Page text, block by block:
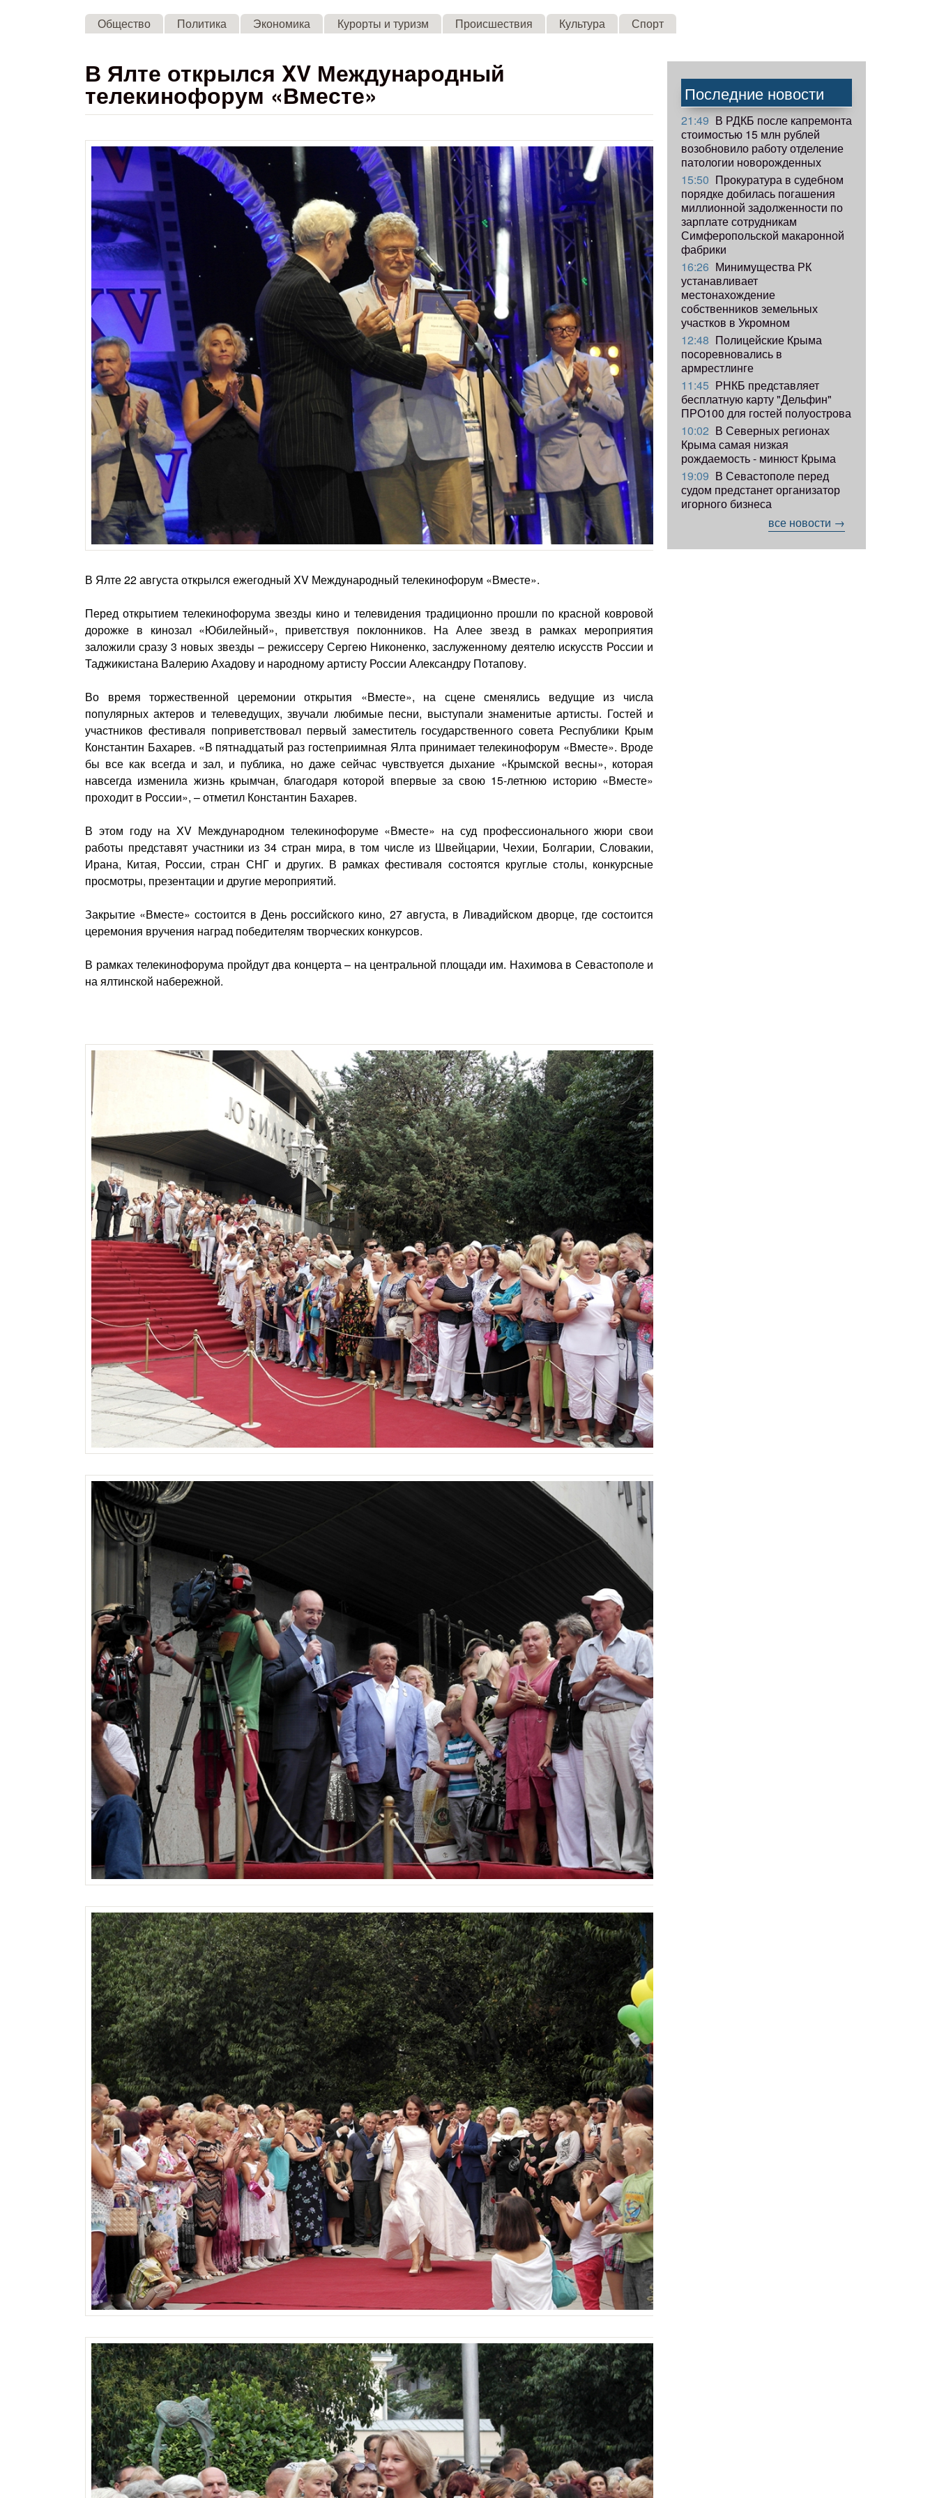
Skip to main content
Общество Политика Экономика Курорты и туризм Происшествия Культура Спорт
В Ялте открылся XV Международный
телекинофорум «Вместе»
В Ялте 22 августа открылся ежегодный XV Международный телекинофорум «Вместе».
Перед открытием телекинофорума звезды кино и телевидения традиционно прошли по красной ковровой
дорожке в кинозал «Юбилейный», приветствуя поклонников. На Алее звезд в рамках мероприятия
заложили сразу 3 новых звезды – режиссеру Сергею Никоненко, заслуженному деятелю искусств России и
Таджикистана Валерию Ахадову и народному артисту России Александру Потапову.
Во время торжественной церемонии открытия «Вместе», на сцене сменялись ведущие из числа
популярных актеров и телеведущих, звучали любимые песни, выступали знаменитые артисты. Гостей и
участников фестиваля поприветствовал первый заместитель государственного совета Республики Крым
Константин Бахарев. «В пятнадцатый раз гостеприимная Ялта принимает телекинофорум «Вместе». Вроде
бы все как всегда и зал, и публика, но даже сейчас чувствуется дыхание «Крымской весны», которая
навсегда изменила жизнь крымчан, благодаря которой впервые за свою 15-летнюю историю «Вместе»
проходит в России», – отметил Константин Бахарев.
В этом году на XV Международном телекинофоруме «Вместе» на суд профессионального жюри свои
работы представят участники из 34 стран мира, в том числе из Швейцарии, Чехии, Болгарии, Словакии,
Ирана, Китая, России, стран СНГ и других. В рамках фестиваля состоятся круглые столы, конкурсные
просмотры, презентации и другие мероприятий.
Закрытие «Вместе» состоится в День российского кино, 27 августа, в Ливадийском дворце, где состоится
церемония вручения наград победителям творческих конкурсов.
В рамках телекинофорума пройдут два концерта – на центральной площади им. Нахимова в Севастополе и
на ялтинской набережной.
Последние новости
21:49 В РДКБ после капремонта
стоимостью 15 млн рублей
возобновило работу отделение
патологии новорожденных
15:50 Прокуратура в судебном
порядке добилась погашения
миллионной задолженности по
зарплате сотрудникам
Симферопольской макаронной
фабрики
16:26 Минимущества РК
устанавливает
местонахождение
собственников земельных
участков в Укромном
12:48 Полицейские Крыма
посоревновались в
армрестлинге
11:45 РНКБ представляет
бесплатную карту "Дельфин"
ПРО100 для гостей полуострова
10:02 В Северных регионах
Крыма самая низкая
рождаемость - минюст Крыма
19:09 В Севастополе перед
судом предстанет организатор
игорного бизнеса
все новости →